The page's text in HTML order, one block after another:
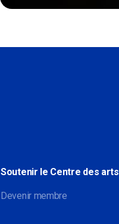
Soutenir le Centre des arts
Devenir membre